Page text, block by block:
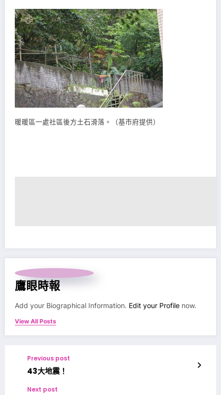
暖暖區一處社區後方土石滑落。（基市府提供）
鷹眼時報
Add your Biographical Information. Edit your Profile now.
View All Posts
Previous post
43大地震！
Next post